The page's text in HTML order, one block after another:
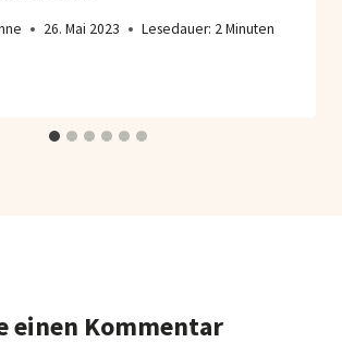
26. Mai 2023 Lesedauer: 2Minuten
einen Kommentar